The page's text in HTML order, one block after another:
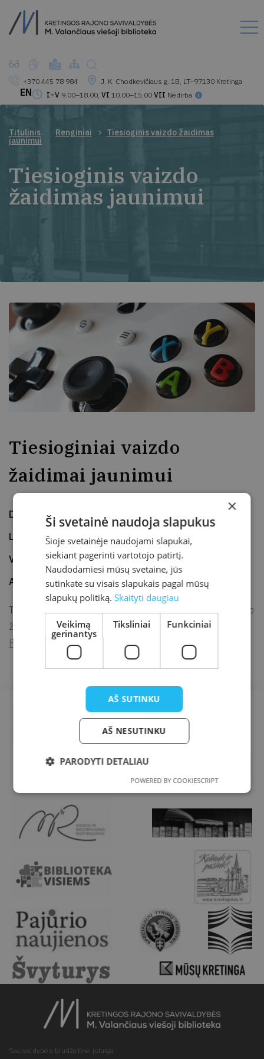
+370 445 78 984
J. K. Chodkevičiaus g. 1B, LT–97130 Kretinga
I–V 9.00–18.00, VI 10.00–15.00 VII Nedirba
EN
Titulinis Renginiai Tiesioginis vaizdo žaidimas
jaunimui
Tiesioginis vaizdo
žaidimas jaunimui
Tiesioginiai vaizdo
žaidimai jaunimui
Data
2021-01-06
Laikas
15.30–16.30
Vieta
#SaugiaiNamuose
AdresasInternetas
Tiesioginis MMO (massively multiplayer online game) vaizdo
žaidimas Agar.io atviros jaunimo erdvės „Savas kampas“
Facebook paskyroje
Savivaldybės biudžetinė įstaiga
×
Ši svetainė naudoja slapukus
Šioje svetainėje naudojami slapukai,
siekiant pagerinti vartotojo patirtį.
Naudodamiesi mūsų svetaine, jūs
sutinkate su visais slapukais pagal mūsų
slapukų politiką.Skaityti daugiau
Veikimą
gerinantys
Tiksliniai Funkciniai
AŠ SUTINKU
AŠ NESUTINKU
PARODYTI DETALIAU
POWERED BY COOKIESCRIPT